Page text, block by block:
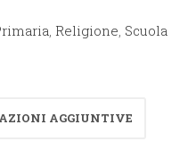
Religione Scuola
AGGIUNTIVE